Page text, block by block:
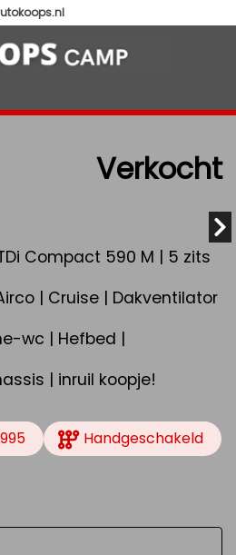
Verkocht
Compact 590 M | 5 zits
| Cruise | Dakventilator
wc | Hefbed |
| inruil koopje!
Handgeschakeld